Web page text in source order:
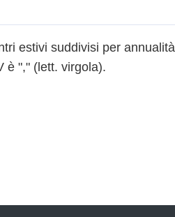
estivi suddivisi per annualità
è "," (lett. virgola).